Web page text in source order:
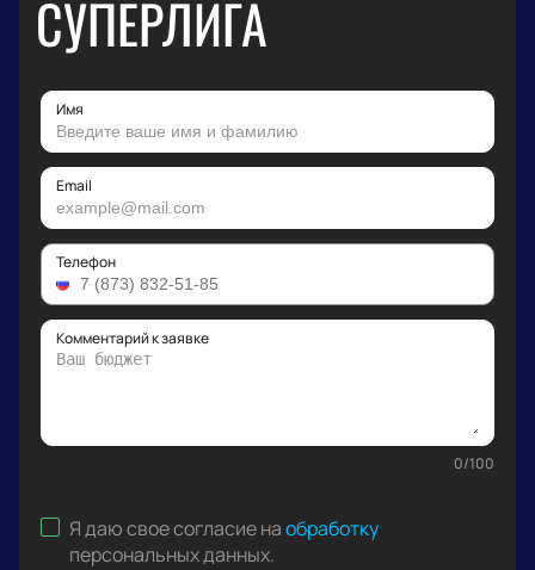
СУПЕРЛИГА
Имя
Email
Телефон
Комментарий к заявке
0/100
Я даю свое согласие наобработку
персональных данных.